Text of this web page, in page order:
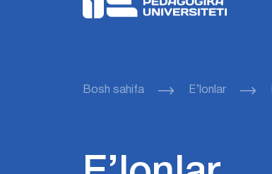
Bosh sahifa E’lonlar